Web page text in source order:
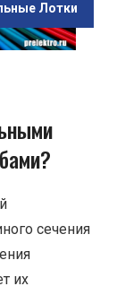
Лотки
сечения
их